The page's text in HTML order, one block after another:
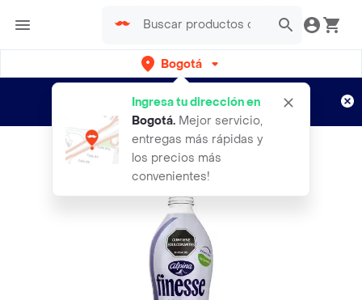
Bogotá
Ingresa tu dirección en
Bogotá. Mejor servicio,
entregas más rápidas y
los precios más
convenientes!
envíos gratis por semanas
Aplican TyC